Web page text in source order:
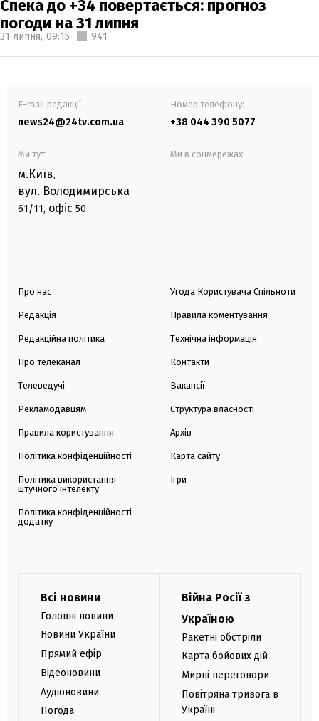
Спека до +34 повертається: прогноз
погоди на 31 липня
31 липня, 09:15 941
E-mail редакції
news24@24tv.com.ua
Номер телефону:
+38 044 390 5077
Ми тут:
м.Київ,
вул. Володимирська
61/11, офіс 50
Ми в соцмережах:
Про нас
Редакція
Редакційна політика
Про телеканал
Телеведучі
Рекламодавцям
Правила користування
Політика конфіденційності
Політика використання
штучного інтелекту
Політика конфіденційності
додатку
Угода Користувача Спільноти
Правила коментування
Технічна інформація
Контакти
Вакансії
Структура власності
Архів
Карта сайту
Ігри
Всі новини
Головні новини
Новини України
Прямий ефір
Відеоновини
Аудіоновини
Погода
Війна Росії з
Україною
Ракетні обстріли
Карта бойових дій
Мирні переговори
Повітряна тривога в
Україні